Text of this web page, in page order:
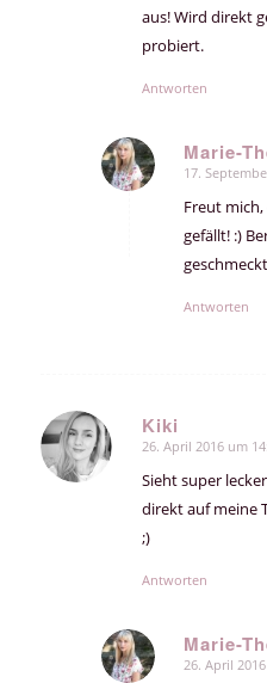
aus! Wird direkt
probiert.
Antworten
Marie-
sagte:
17.
Freut
gefällt! :)
Antworten
Kiki
sagte:
26. April 2016 um
Sieht super
direkt auf meine
;)
Antworten
Marie-
sagte:
26. April